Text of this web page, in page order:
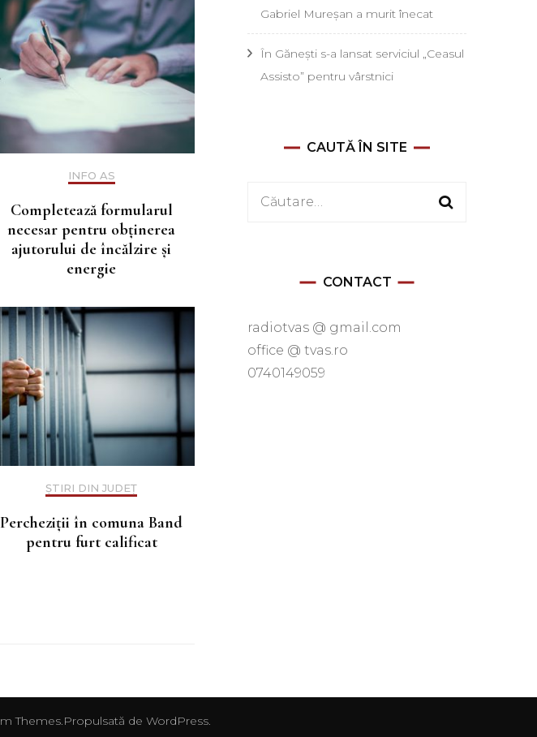
INFO AS
Completează formularul
necesar pentru obținerea
ajutorului de încălzire și
energie
ȘTIRI DIN JUDEȚ
Percheziții în comuna Band
pentru furt calificat
Gabriel Mureșan a murit înecat
În Gănești s-a lansat serviciul „Ceasul
Assisto” pentru vârstnici
CAUTĂ ÎN SITE
Caută
CONTACT
radiotvas @ gmail.com
office @ tvas.ro
0740149059
Themes.Propulsată de WordPress.